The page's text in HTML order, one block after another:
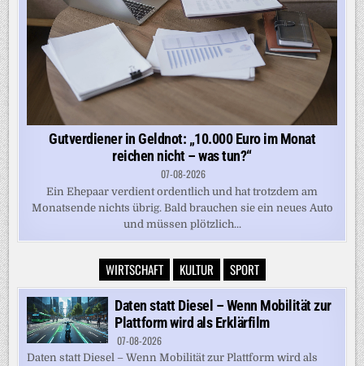
Gutverdiener in Geldnot: „10.000 Euro im Monat
reichen nicht – was tun?“
07-08-2026
Ein Ehepaar verdient ordentlich und hat trotzdem am
Monatsende nichts übrig. Bald brauchen sie ein neues Auto
und müssen plötzlich...
WIRTSCHAFT KULTUR SPORT
Daten statt Diesel – Wenn Mobilität zur
Plattform wird als Erklärfilm
07-08-2026
Daten statt Diesel – Wenn Mobilität zur Plattform wird als